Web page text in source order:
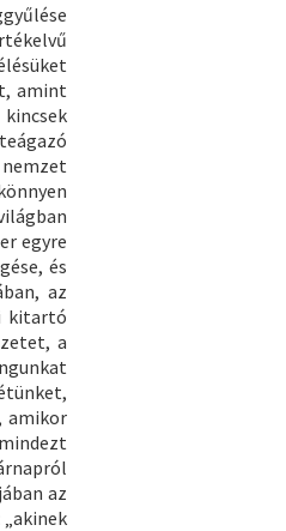
amint
egyre
és
az
kitartó
a
amikor
az